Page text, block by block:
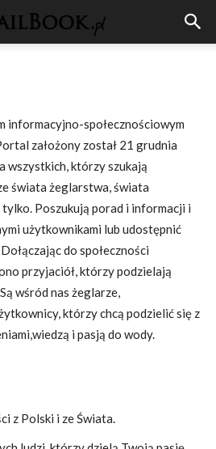
informacyjno-społecznościowym
założony został 21 grudnia
wszystkich, którzy szukają
świata żeglarstwa, świata
Poszukują porad i informacji i
użytkownikami lub udostępnić
do społeczności
przyjaciół, którzy podzielają
wśród nas żeglarze,
którzy chcą podzielić się z
i pasją do wody.
z Polski i ze Świata.